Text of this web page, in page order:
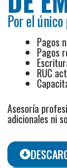
Por el
Pagos
Pagos
RUC
Asesoría
adicionales ni